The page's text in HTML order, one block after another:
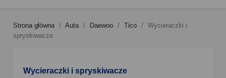
Strona główna Auta Daewoo Tico
Wycieraczki i
spryskiwacze
Wycieraczki i spryskiwacze